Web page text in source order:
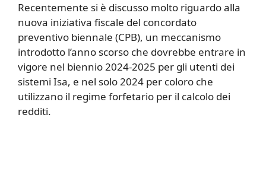
Recentemente si è discusso molto riguardo alla
nuova iniziativa fiscale del concordato
preventivo biennale (CPB), un meccanismo
introdotto l’anno scorso che dovrebbe entrare in
vigore nel biennio 2024-2025 per gli utenti dei
sistemi Isa, e nel solo 2024 per coloro che
utilizzano il regime forfetario per il calcolo dei
redditi.